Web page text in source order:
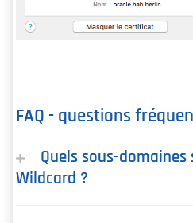
FAQ - questions
Quels sous-
Wildcard ?